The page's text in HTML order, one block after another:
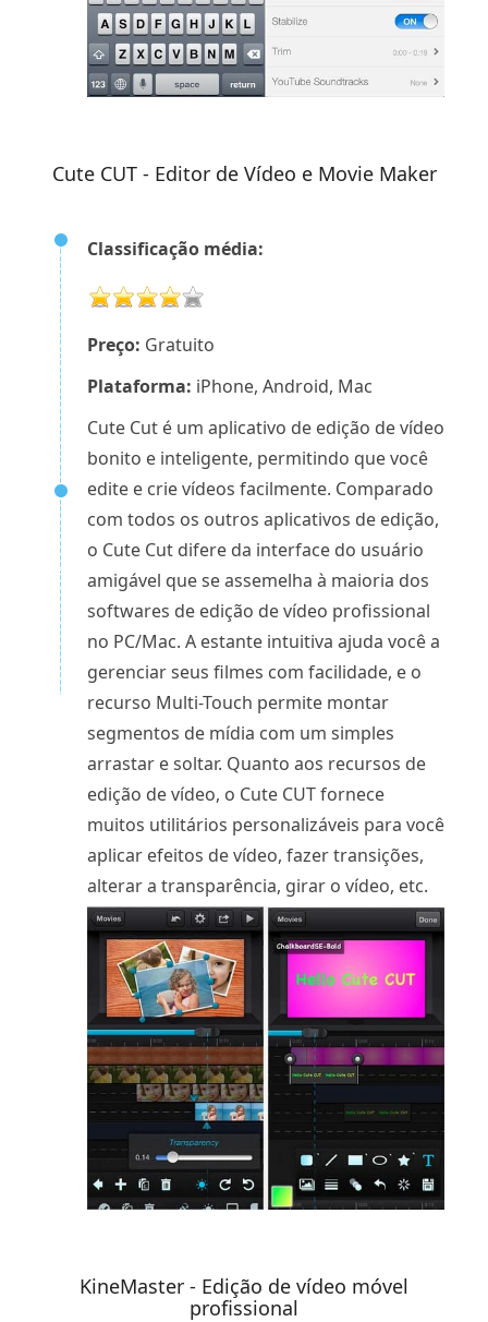
Cute CUT - Editor de Vídeo e Movie Maker
Classificação média:
Preço: Gratuito
Plataforma: iPhone, Android, Mac
Cute Cut é um aplicativo de edição de vídeo
bonito e inteligente, permitindo que você
edite e crie vídeos facilmente. Comparado
com todos os outros aplicativos de edição,
o Cute Cut difere da interface do usuário
amigável que se assemelha à maioria dos
softwares de edição de vídeo profissional
no PC/Mac. A estante intuitiva ajuda você a
gerenciar seus filmes com facilidade, e o
recurso Multi-Touch permite montar
segmentos de mídia com um simples
arrastar e soltar. Quanto aos recursos de
edição de vídeo, o Cute CUT fornece
muitos utilitários personalizáveis ​​para você
aplicar efeitos de vídeo, fazer transições,
alterar a transparência, girar o vídeo, etc.
KineMaster - Edição de vídeo móvel
profissional